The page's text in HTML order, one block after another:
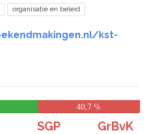
organisatie en beleid
kst-
40,7 %
SGP
GrBvK